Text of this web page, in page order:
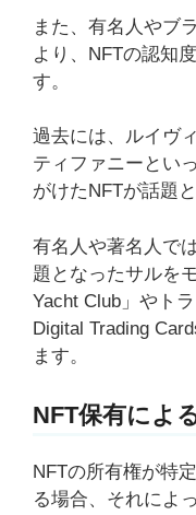
また、有名人やブ
より、NFTの認知
す。
過去には、ルイヴ
ティファニーとい
がけたNFTが話題
有名人や著名人で
題となったサルを
Yacht Club」やト
Digital Trading
ます。
NFT保有によ
NFTの所有権が特
る場合、それによ